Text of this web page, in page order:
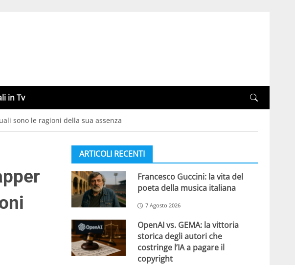
in Tv
sono le ragioni della sua assenza
ARTICOLI RECENTI
Francesco Guccini: la vita del
poeta della musica italiana
7 Agosto 2026
OpenAI vs. GEMA: la vittoria
storica degli autori che
costringe l’IA a pagare il
copyright